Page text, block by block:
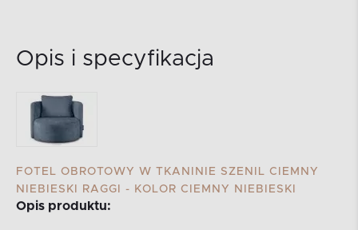
Opis i specyfikacja
FOTEL OBROTOWY W TKANINIE SZENIL CIEMNY
NIEBIESKI RAGGI - KOLOR CIEMNY NIEBIESKI
Opis produktu: